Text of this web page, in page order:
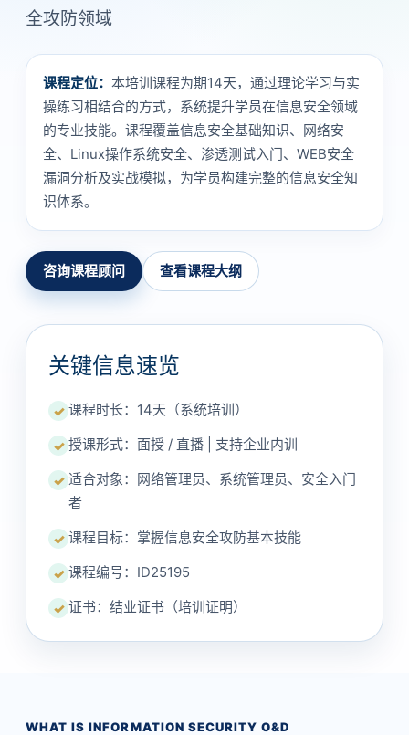
全攻防领域
课程定位： 本培训课程为期14天，通过理论学习与实
操练习相结合的方式，系统提升学员在信息安全领域
的专业技能。课程覆盖信息安全基础知识、网络安
全、Linux操作系统安全、渗透测试入门、WEB安全
漏洞分析及实战模拟，为学员构建完整的信息安全知
识体系。
咨询课程顾问 查看课程大纲
关键信息速览
✓ 课程时长：14天（系统培训）
✓ 授课形式：面授 / 直播 | 支持企业内训
✓ 适合对象：网络管理员、系统管理员、安全入门
者
✓ 课程目标：掌握信息安全攻防基本技能
✓ 课程编号：ID25195
✓ 证书：结业证书（培训证明）
WHAT IS INFORMATION SECURITY O&D